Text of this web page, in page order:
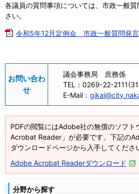
各議員の質問事項については、市政一般
さい。
令和5年12月定例会 市政一般質問発
お問い合わ
せ
議会事務局 庶務係
TEL： 0269-22-
E-Mail：
PDFの閲覧にはAdobe社の無償のソフト
Acrobat Reader」が必要です。下記の
ダウンロードページから入手してくださ
Adobe Acrobat Readerダウンロード
分野から探す